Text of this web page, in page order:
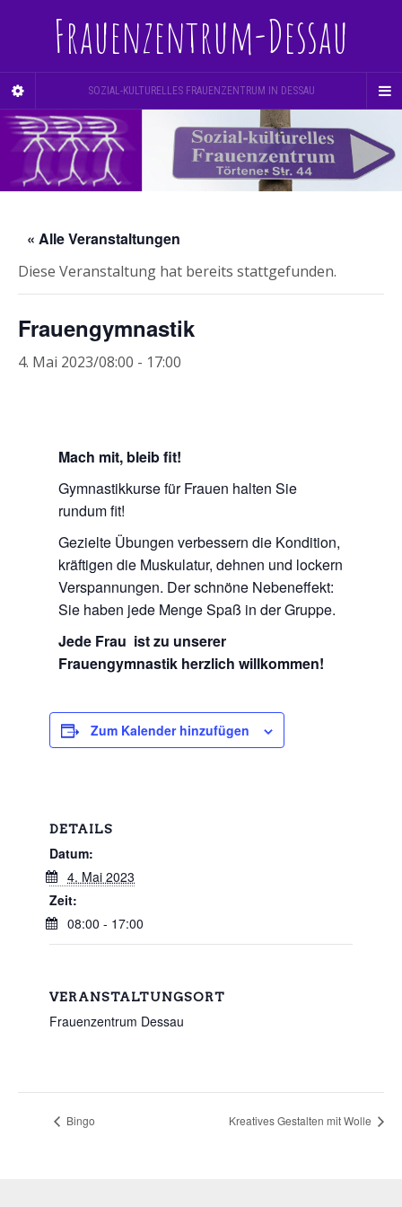
Frauenzentrum-Dessau
SOZIAL-KULTURELLES FRAUENZENTRUM IN DESSAU
« Alle Veranstaltungen
Diese Veranstaltung hat bereits stattgefunden.
Frauengymnastik
4. Mai 2023/08:00 - 17:00
Mach mit, bleib fit!
Gymnastikkurse für Frauen halten Sie
rundum fit!
Gezielte Übungen verbessern die Kondition,
kräftigen die Muskulatur, dehnen und lockern
Verspannungen. Der schnöne Nebeneffekt:
Sie haben jede Menge Spaß in der Gruppe.
Jede Frau ist zu unserer
Frauengymnastik herzlich willkommen!
Zum Kalender hinzufügen
DETAILS
Datum:
4. Mai 2023
Zeit:
08:00 - 17:00
VERANSTALTUNGSORT
Frauenzentrum Dessau
Bingo Kreatives Gestalten mit Wolle